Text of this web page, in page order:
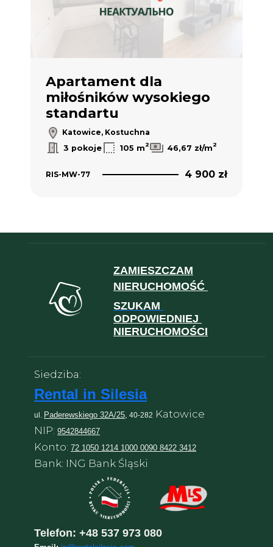
Apartament dla
miłośników wysokiego
standartu
Katowice, Kostuchna
3 pokoje
105 m2 46,67 zł/m2
RIS-MW-77 4 900 zł
ZAMIESZCZAM
NIERUCHOMOŚĆ
SZUKAM
ODPOWIEDNIEJ
NIERUCHOMOŚCI
Siedziba:
Rental in Silesia
ul. Paderewskiego 32A/25, 40-282 Katowice
NIP: 9542844667
Konto: 72 1050 1214 1000 0090 8422 3412
Bank: ING Bank Śląski
Telefon: +48 537 973 080